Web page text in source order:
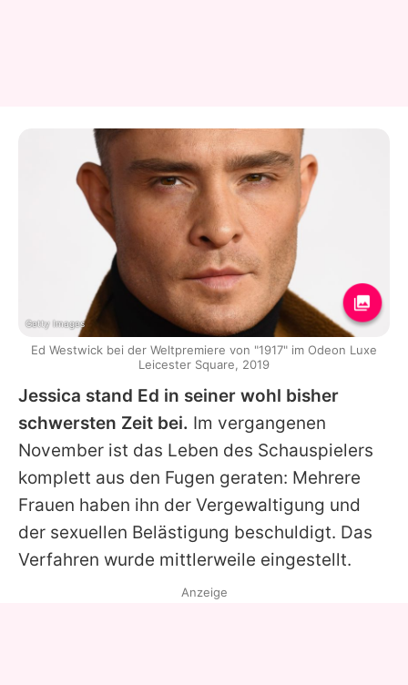
Jessica stand Ed in seiner wohl bisher
schwersten Zeit bei. Im vergangenen
November ist das Leben des Schauspielers
komplett aus den Fugen geraten: Mehrere
Frauen haben ihn der Vergewaltigung und
der sexuellen Belästigung beschuldigt. Das
Verfahren wurde mittlerweile eingestellt.
Getty Images
Ed Westwick bei der Weltpremiere von "1917" im Odeon Luxe
Leicester Square, 2019
Anzeige